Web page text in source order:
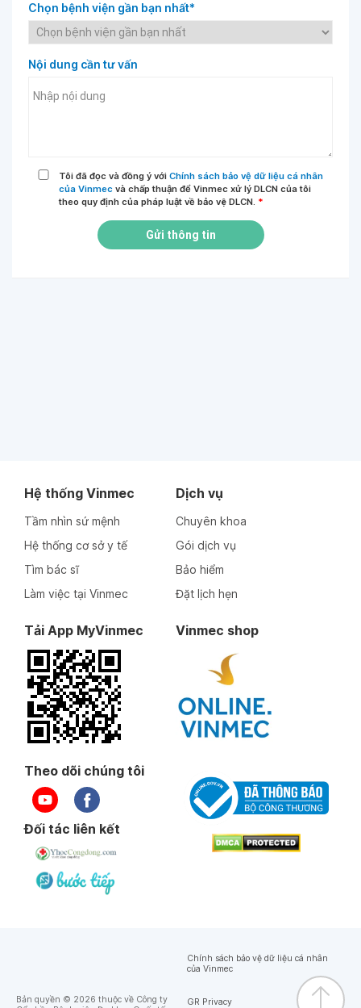
Chọn bệnh viện gần bạn nhất*
Nội dung cần tư vấn
Tôi đã đọc và đồng ý với Chính sách bảo vệ dữ liệu cá nhân
của Vinmec và chấp thuận để Vinmec xử lý DLCN của tôi
theo quy định của pháp luật về bảo vệ DLCN. *
Gửi thông tin
Hệ thống Vinmec
Tầm nhìn sứ mệnh
Hệ thống cơ sở y tế
Tìm bác sĩ
Làm việc tại Vinmec
Dịch vụ
Chuyên khoa
Gói dịch vụ
Bảo hiểm
Đặt lịch hẹn
Tải App MyVinmec Vinmec shop
Theo dõi chúng tôi
Đối tác liên kết
Bản quyền © 2026 thuộc về Công ty
Chính sách bảo vệ dữ liệu cá nhân
của Vinmec
GR Privacy